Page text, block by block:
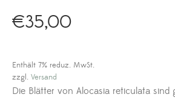
€35,00
Enthält 7% reduz. MwSt.
zzgl. Versand
Die Blätter von Alocasia reticulata sind